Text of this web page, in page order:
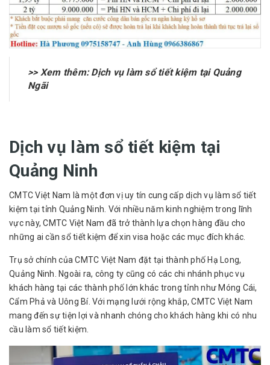
>> Xem thêm:Dịch vụ làm sổ tiết kiệm tại Quảng
Ngãi
Dịch vụ làm sổ tiết kiệm tại
Quảng Ninh
CMTC Việt Nam là một đơn vị uy tín cung cấp dịch vụ làm sổ tiết
kiệm tại tỉnh Quảng Ninh. Với nhiều năm kinh nghiệm trong lĩnh
vực này, CMTC Việt Nam đã trở thành lựa chọn hàng đầu cho
những ai cần sổ tiết kiệm để xin visa hoặc các mục đích khác.
Trụ sở chính của CMTC Việt Nam đặt tại thành phố Hạ Long,
Quảng Ninh. Ngoài ra, công ty cũng có các chi nhánh phục vụ
khách hàng tại các thành phố lớn khác trong tỉnh như Móng Cái,
Cẩm Phả và Uông Bí. Với mạng lưới rộng khắp, CMTC Việt Nam
mang đến sự tiện lợi và nhanh chóng cho khách hàng khi có nhu
cầu làm sổ tiết kiệm.